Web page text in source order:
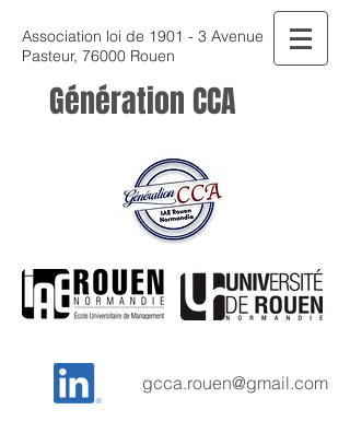
Association loi de 1901 - 3 Avenue
Pasteur, 76000 Rouen
Génération CCA
gcca.rouen@gmail.com